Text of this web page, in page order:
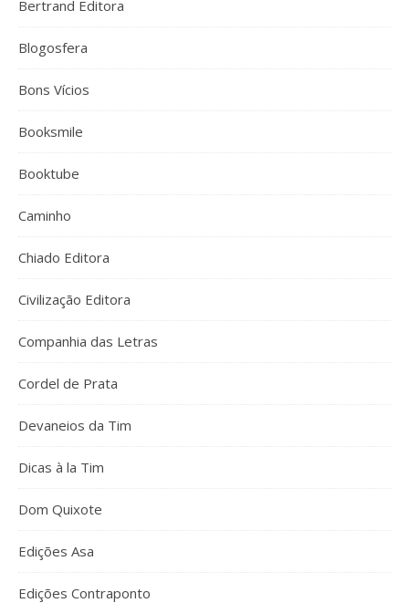
Bertrand Editora
Blogosfera
Bons Vícios
Booksmile
Booktube
Caminho
Chiado Editora
Civilização Editora
Companhia das Letras
Cordel de Prata
Devaneios da Tim
Dicas à la Tim
Dom Quixote
Edições Asa
Edições Contraponto